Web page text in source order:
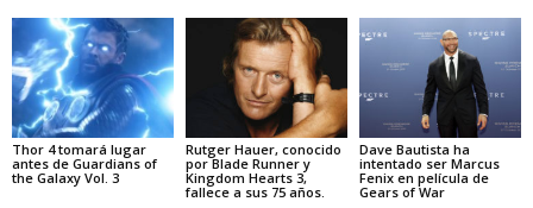
Thor 4 tomará lugar
antes de Guardians of
the Galaxy Vol. 3
Rutger Hauer, conocido
por Blade Runner y
Kingdom Hearts 3,
fallece a sus 75 años.
Dave Bautista ha
intentado ser Marcus
Fenix en película de
Gears of War